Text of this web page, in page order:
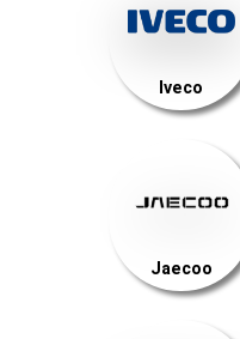
Iveco
Jaecoo